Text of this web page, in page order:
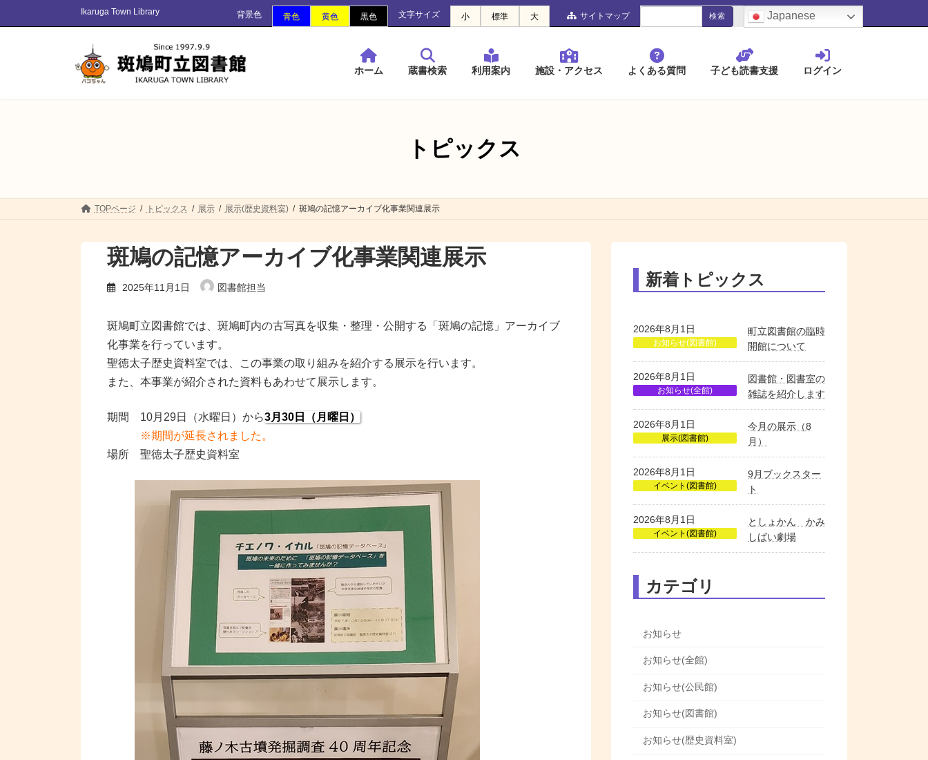
Ikaruga Town Library 背景色 青色 黄色 黒色 文字サイズ 小 標準 大 サイトマップ Japanese
検
ホーム 蔵書検索 利用案内 施設・アクセス よくある質問 子ども読書支援 ログイン
トピックス
TOPページ トピックス 展示 展示(歴史資料室) 斑鳩の記憶アーカイブ化事業関連展示
斑鳩の記憶アーカイブ化事業関連展示
2025年11月1日 図書館担当
斑鳩町立図書館では、斑鳩町内の古写真を収集・整理・公開する「斑鳩の記憶」アーカイブ
化事業を行っています。
聖徳太子歴史資料室では、この事業の取り組みを紹介する展示を行います。
また、本事業が紹介された資料もあわせて展示します。
期間 10月29日（水曜日）から3月30日（月曜日）
※期間が延長されました。
場所 聖徳太子歴史資料室
新着トピックス
2026年8月1日
お知らせ(図書館)
町立図書館の臨時
開館について
2026年8月1日
お知らせ(全館)
図書館・図書室の
雑誌を紹介します
2026年8月1日
展示(図書館)
今月の展示（8
月）
2026年8月1日
イベント(図書館)
9月ブックスター
ト
2026年8月1日
イベント(図書館)
としょかん かみ
しばい劇場
カテゴリ
お知らせ
お知らせ(全館)
お知らせ(公民館)
お知らせ(図書館)
お知らせ(歴史資料室)